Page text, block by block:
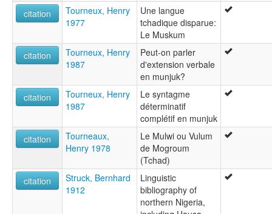
citation
Tourneux, Henry
1977
Une langue
tchadique disparue:
Le Muskum
citation
Tourneux, Henry
1987
Peut-on parler
d'extension verbale
en munjuk?
citation
Tourneux, Henry
1987
Le syntagme
déterminatif
complétif en munjuk
citation
Tourneaux,
Henry 1978
Le Mulwi ou Vulum
de Mogroum
(Tchad)
citation
Struck, Bernhard
1912
Linguistic
bibliography of
northern Nigeria,